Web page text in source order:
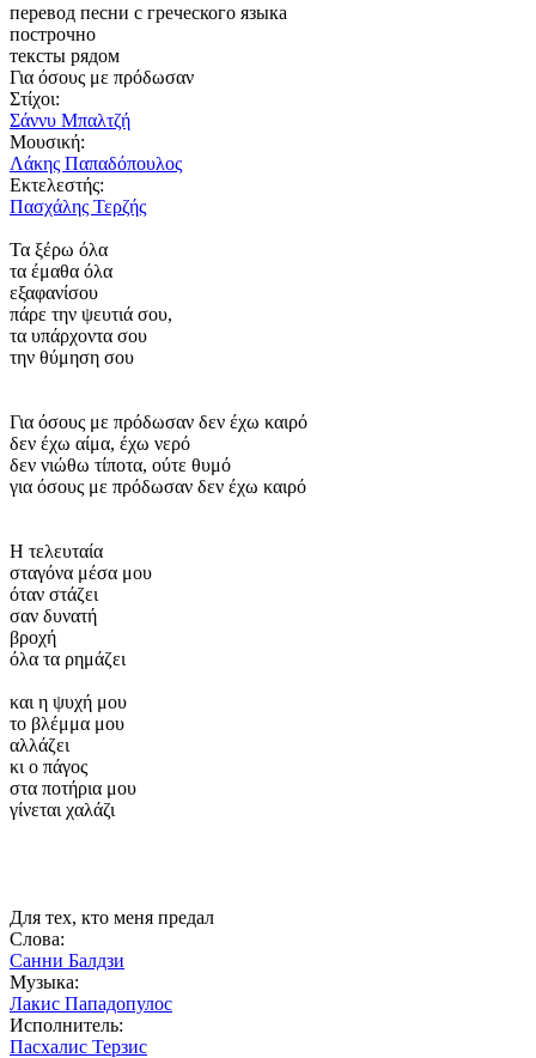
перевод песни с греческого языка
построчно
тексты рядом
Για όσους με πρόδωσαν
Στίχοι:
Σάννυ Μπαλτζή
Μουσική:
Λάκης Παπαδόπουλος
Εκτελεστής:
Πασχάλης Τερζής
Τα ξέρω όλα
τα έμαθα όλα
εξαφανίσου
πάρε την ψευτιά σου,
τα υπάρχοντα σου
την θύμηση σου
Για όσους με πρόδωσαν δεν έχω καιρό
δεν έχω αίμα, έχω νερό
δεν νιώθω τίποτα, ούτε θυμό
για όσους με πρόδωσαν δεν έχω καιρό
Η τελευταία
σταγόνα μέσα μου
όταν στάζει
σαν δυνατή
βροχή
όλα τα ρημάζει
και η ψυχή μου
το βλέμμα μου
αλλάζει
κι ο πάγος
στα ποτήρια μου
γίνεται χαλάζι
Для тех, кто меня предал
Слова:
Санни Балдзи
Музыка:
Лакис Пападопулос
Исполнитель:
Пасхалис Терзис